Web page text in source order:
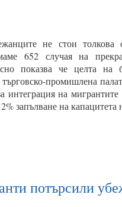
не стои
652 случая на
показва че целта
търговско-промишлена
интеграция на
запълване на капацитета
потърсили